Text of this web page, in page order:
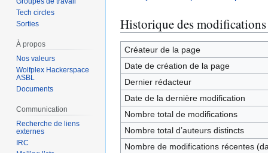
Historique des modifications
Créateur de la page
Date de création de la page
Dernier rédacteur
Date de la dernière modification
Nombre total de modifications
Nombre total d’auteurs distincts
Nombre de modifications récentes
Tech circles
Sorties
À propos
Nos valeurs
Wolfplex Hackerspace
ASBL
Documents
Communication
Recherche de liens
externes
IRC